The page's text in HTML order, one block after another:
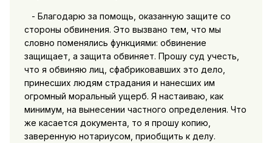
- Благодарю за помощь, оказанную защите со
стороны обвинения. Это вызвано тем, что мы
словно поменялись функциями: обвинение
защищает, а защита обвиняет. Прошу суд учесть,
что я обвиняю лиц, сфабриковавших это дело,
принесших людям страдания и нанесших им
огромный моральный ущерб. Я настаиваю, как
минимум, на вынесении частного определения. Что
же касается документа, то я прошу копию,
заверенную нотариусом, приобщить к делу.